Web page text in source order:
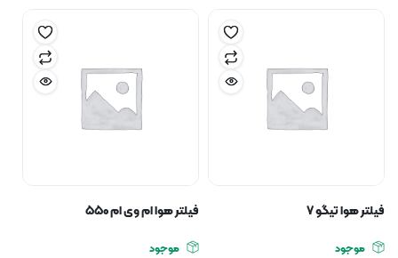
فیلتر هوا تیگو ۷
موجود
فیلتر هوا ام وی ام ۵۵۰
موجود